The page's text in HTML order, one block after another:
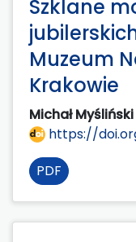
Szklane
Muzeum
Krakowie
Michał Myśliński
https://
PDF